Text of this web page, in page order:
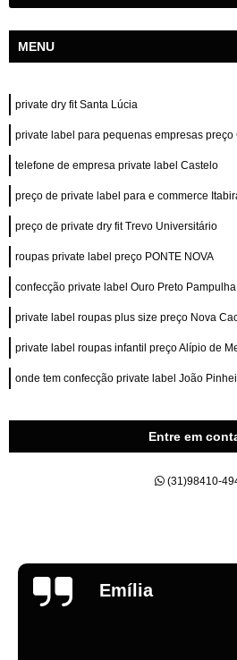
MENU
private dry fit Santa Lúcia
private label para pequenas empresas preço
telefone de empresa private label Castelo
preço de private label para e commerce
preço de private dry fit Trevo Universitário
roupas private label preço PONTE NOVA
confecção private label Ouro Preto Pampulha
private label roupas plus size preço Nova
private label roupas infantil preço Alípio de
onde tem confecção private label João
Entre em
(31)98410-
Emília